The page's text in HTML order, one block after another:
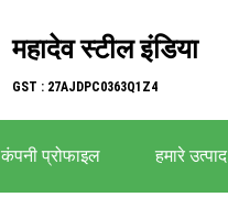
महादेव स्टील इंडिया
GST : 27AJDPC0363Q1Z4
कंपनी प्रोफाइल हमारे उत्पाद